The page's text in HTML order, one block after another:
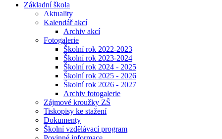
Základní škola
Aktuality
Kalendář akcí
Archiv akcí
Fotogalerie
Školní rok 2022-2023
Školní rok 2023-2024
Školní rok 2024 - 2025
Školní rok 2025 - 2026
Školní rok 2026 - 2027
Archiv fotogalerie
Zájmové kroužky ZŠ
Tiskopisy ke stažení
Dokumenty
Školní vzdělávací program